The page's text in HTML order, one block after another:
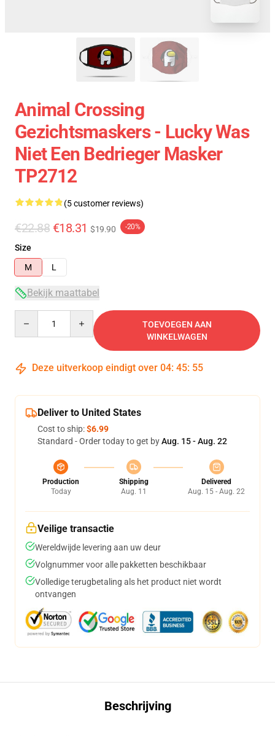
Animal Crossing
Gezichtsmaskers - Lucky Was
Niet Een Bedrieger Masker
TP2712
(5 customer reviews)
€22.88 €18.31 $19.90 -20%
Size
M
L
Bekijk maattabel
TOEVOEGEN AAN
WINKELWAGEN
Deze uitverkoop eindigt over 04: 45: 54
Deliver to United States
Cost to ship:$6.99
Standard - Order today to get byAug. 15 - Aug. 22
Production
Today
Shipping
Aug. 11
Delivered
Aug. 15 - Aug. 22
Veilige transactie
Wereldwijde levering aan uw deur
Volgnummer voor alle pakketten beschikbaar
Volledige terugbetaling als het product niet wordt
ontvangen
Beschrijving